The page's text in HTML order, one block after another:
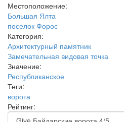
Местоположение:
Большая Ялта
поселок Форос
Категория:
Архитектурный памятник
Замечательная видовая точка
Значение:
Республиканское
Теги:
ворота
Рейтинг: